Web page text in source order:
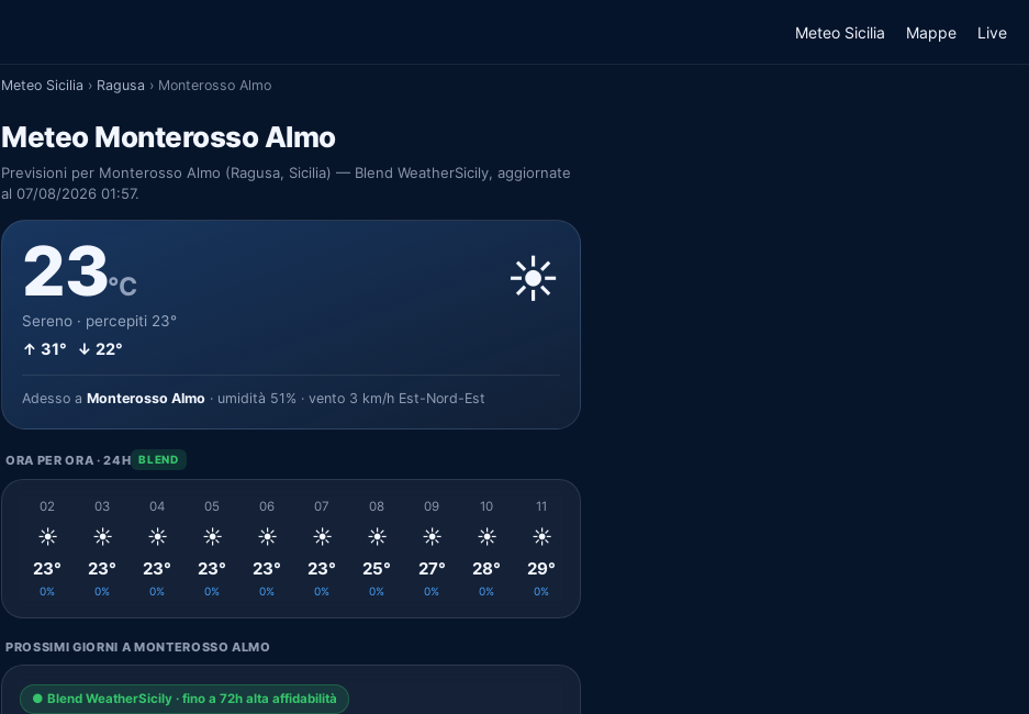
Meteo Sicilia Mappe Live
Meteo Sicilia › Ragusa › Monterosso Almo
Meteo Monterosso Almo
Previsioni per Monterosso Almo (Ragusa, Sicilia) — Blend WeatherSicily, aggiornate
al 07/08/2026 01:57.
23°C
Sereno · percepiti 23°
↑ 31° ↓ 22°
☀️
Adesso a Monterosso Almo · umidità 51% · vento 3 km/h Est-Nord-Est
ORA PER ORA · 24H BLEND
02
☀️
23°
0%
03
☀️
23°
0%
04
☀️
23°
0%
05
☀️
23°
0%
06
☀️
23°
0%
07
☀️
23°
0%
08
☀️
25°
0%
09
☀️
27°
0%
10
☀️
28°
0%
11
☀️
29°
0%
PROSSIMI GIORNI A MONTEROSSO ALMO
● Blend WeatherSicily · fino a 72h alta affidabilità